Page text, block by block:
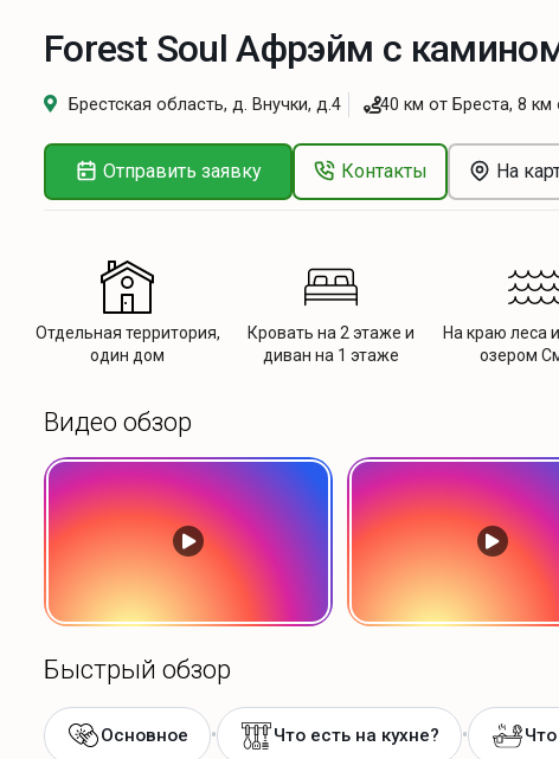
Forest Soul Афрэйм с
Брестская область, д. Внучки, д.4 40 км от Бреста, 8
Отправить заявку Контакты На
Отдельная территория,
один дом
Кровать на 2 этаже и
диван на 1 этаже
На краю леса
озером
Видео обзор
Быстрый обзор
Основное • Что есть на кухне? •